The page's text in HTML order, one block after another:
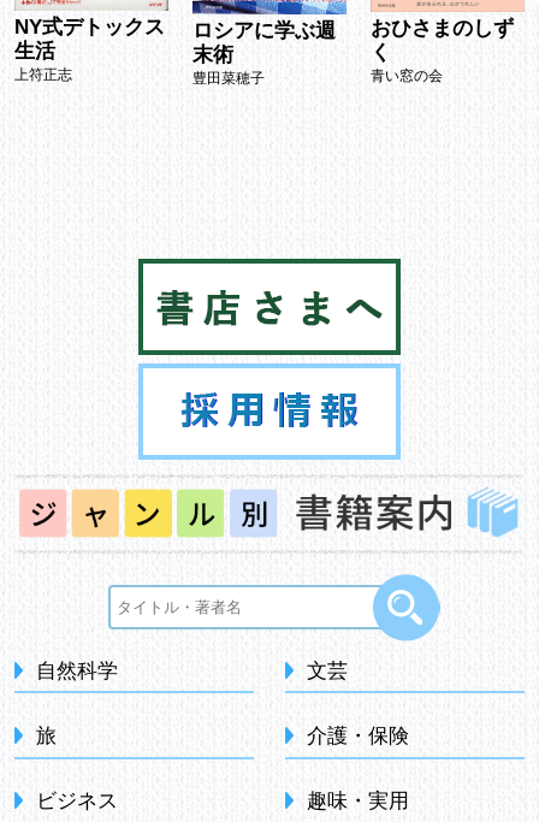
自然科学
旅
ビジネス
文芸
介護・保険
趣味・実用
NY式デトックス
生活
上符正志
ロシアに学ぶ週
末術
豊田菜穂子
おひさまのしず
く
青い窓の会